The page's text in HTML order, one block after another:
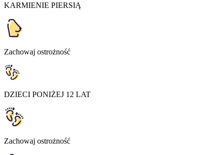
KARMIENIE PIERSIĄ
Zachowaj ostrożność
DZIECI PONIŻEJ 12 LAT
Zachowaj ostrożność